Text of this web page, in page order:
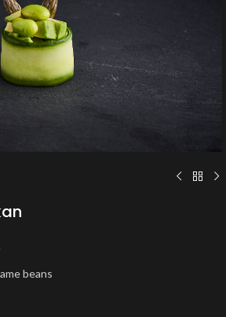
beans